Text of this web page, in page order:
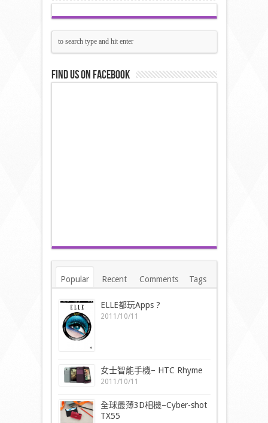
Find us on Facebook
Popular Recent Comments Tags
ELLE都玩Apps ?
2011/10/11
女士智能手機– HTC Rhyme
2011/10/11
全球最薄3D相機–Cyber-shot
TX55